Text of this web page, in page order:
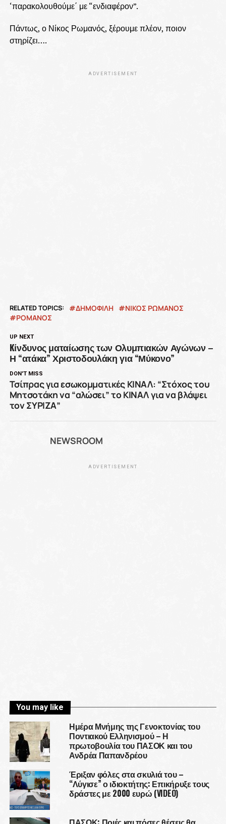
‘παρακολουθούμε΄ με “ενδιαφέρον”.
Πάντως, ο Νίκος Ρωμανός, ξέρουμε πλέον, ποιον
στηρίζει….
ADVERTISEMENT
RELATED TOPICS: ΔΗΜΟΦΙΛΗ
ΝΙΚΟΣ ΡΩΜΑΝΟΣ
ΡΟΜΑΝΟΣ
UP NEXT
Kίνδυνος ματαίωσης των Ολυμπιακών Αγώνων –
Η “ατάκα” Χριστοδουλάκη για “Μύκονο”
DON'T MISS
Τσίπρας για εσωκομματικές ΚΙΝΑΛ: “Στόχος του
Μητσοτάκη να “αλώσει” το ΚΙΝΑΛ για να βλάψει
τον ΣΥΡΙΖΑ”
NEWSROOM
ADVERTISEMENT
You may like
Ημέρα Μνήμης της Γενοκτονίας του
Ποντιακού Ελληνισμού – Η
πρωτοβουλία του ΠΑΣΟΚ και του
Ανδρέα Παπανδρέου
Έριξαν φόλες στα σκυλιά του –
“Λύγισε” ο ιδιοκτήτης: Επικήρυξε τους
δράστες με 2000 ευρώ (VIDEO)